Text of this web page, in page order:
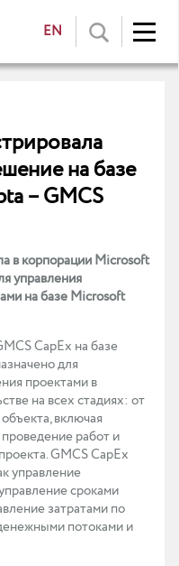
EN
на базе
– GMCS
в корпорации Microsoft
управления
на базе Microsoft
CapEx на базе
для
проектами в
на всех стадиях: от
включая
работ и
GMCS CapEx
управление
сроками
затратами по
потоками и